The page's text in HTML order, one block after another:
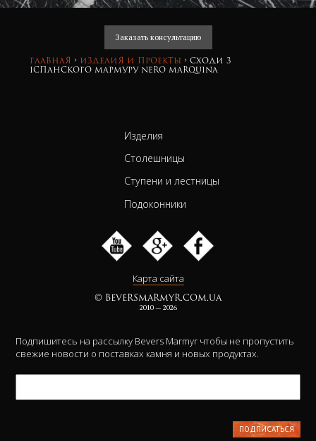
Заказать консультацию
Главная › изделия и проекты › Сходи з
іспанского мармуру Nero Marquina
Изделия
Столешницы
Ступени и лестницы
Подоконники
Карта сайта
© BEVERSMARMYR.COM.UA
2010 — 2026
Подпишитесь на рассылку Bevers Marmyr чтобы не пропустить
свежие новости о поставках камня и новых продуктах.